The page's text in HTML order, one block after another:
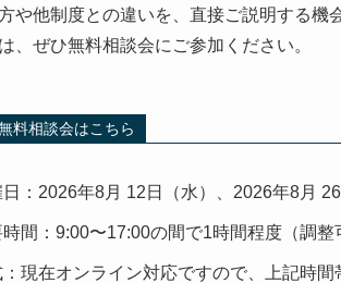
や他制度との違いを、直接ご説明する機
、ぜひ無料相談会にご参加ください。
料相談会はこちら
日：2026年8月 12日（水）、2026年8月 26
時間：9:00〜17:00の間で1時間程度（調整
：現在オンライン対応ですので、上記時